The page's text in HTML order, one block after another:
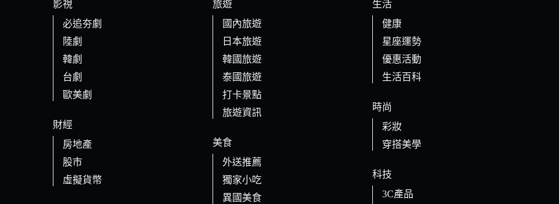
影視
必追夯劇
陸劇
韓劇
台劇
歐美劇
財經
房地產
股市
虛擬貨幣
旅遊
國內旅遊
日本旅遊
韓國旅遊
泰國旅遊
打卡景點
旅遊資訊
美食
外送推薦
獨家小吃
異國美食
生活
健康
星座運勢
優惠活動
生活百科
時尚
彩妝
穿搭美學
科技
3C產品